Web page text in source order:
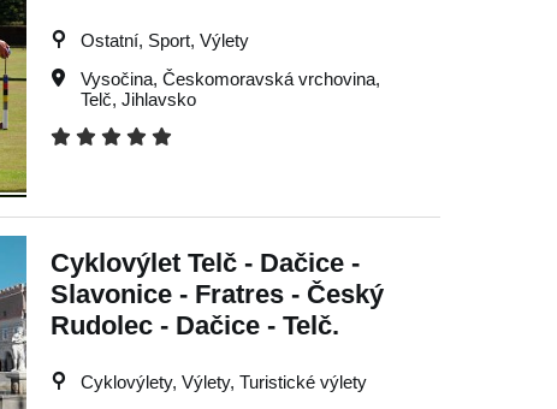
Ostatní, Sport, Výlety
Vysočina, Českomoravská vrchovina,
Telč, Jihlavsko
Cyklovýlet Telč - Dačice -
Slavonice - Fratres - Český
Rudolec - Dačice - Telč.
Cyklovýlety, Výlety, Turistické výlety